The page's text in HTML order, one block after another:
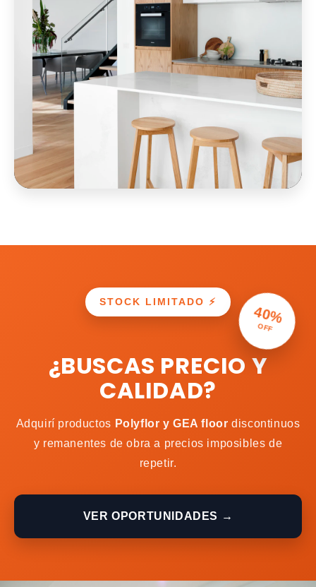
STOCK LIMITADO ⚡
¿BUSCAS PRECIO Y
CALIDAD?
Adquirí productos Polyflor y GEA floor discontinuos
y remanentes de obra a precios imposibles de
repetir.
40%
OFF
VER OPORTUNIDADES →